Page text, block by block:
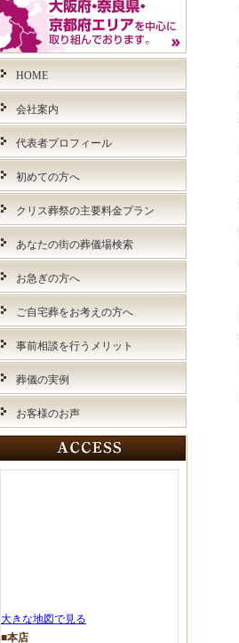
HOME
会社案内
代表者プロフィール
初めての方へ
クリス葬祭の主要料金プラン
あなたの街の葬儀場検索
お急ぎの方へ
ご自宅葬をお考えの方へ
事前相談を行うメリット
葬儀の実例
お客様のお声
大きな地図で見る
■本店